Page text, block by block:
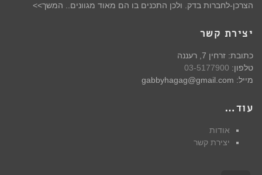
הצרכן-לחברות בדק. ולכן התכנים בו הם מאוד מגוונים.. המשך>>
יצירת קשר
כתובת: זרחין 7, רעננה
טלפון: 03-5177900
מייל: gabbyhagag@gmail.com
עוד…
אודות
יצירת קשר